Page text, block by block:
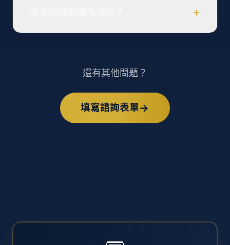
+
還有其他問題？
填寫諮詢表單→